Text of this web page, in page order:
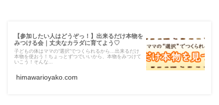
【参加したい人はどうぞっ！】出来るだけ本物を
みつける会｜丈夫なカラダに育てよう♡
子どもの体はママの“選択”でつくられるから…出来るだけ
本物を使おう！ちょっとずつでいいから、本物をみつけて
いこう！そんな...
himawarioyako.com